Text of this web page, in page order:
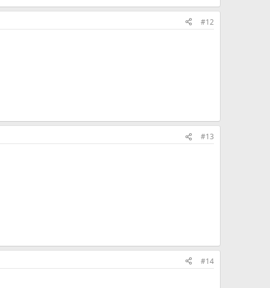
#12
#13
#14